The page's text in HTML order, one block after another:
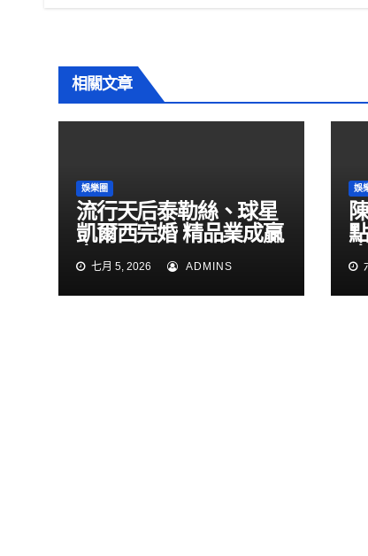
相關文章
娛樂圈
流行天后泰勒絲、球星
凱爾西完婚 精品業成贏
家七月 5, 2026 ADMINS
娛
寶